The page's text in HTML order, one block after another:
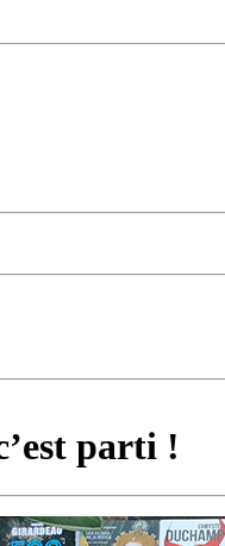
parti !